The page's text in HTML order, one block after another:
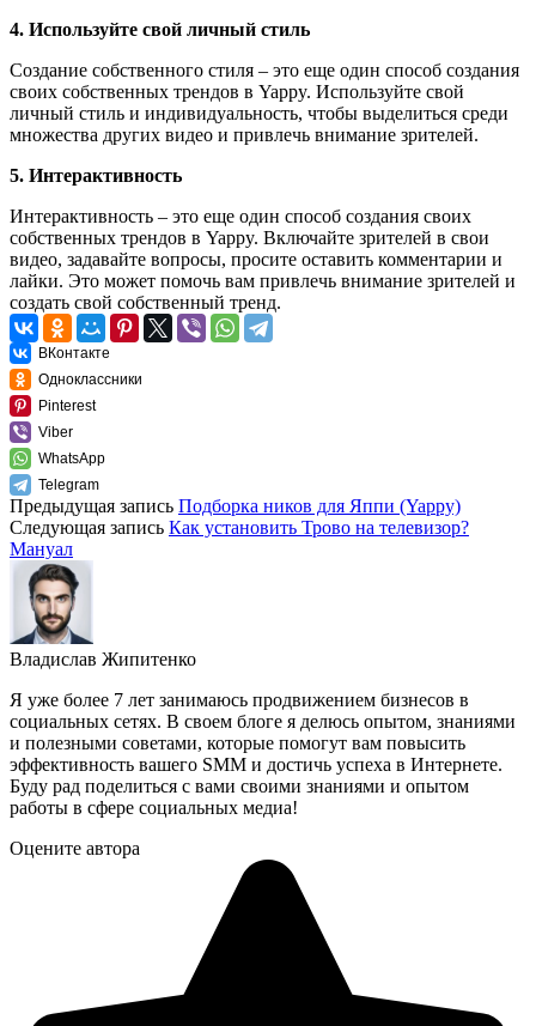
4. Используйте свой личный стиль
Создание собственного стиля – это еще один способ создания
своих собственных трендов в Yappy. Используйте свой
личный стиль и индивидуальность, чтобы выделиться среди
множества других видео и привлечь внимание зрителей.
5. Интерактивность
Интерактивность – это еще один способ создания своих
собственных трендов в Yappy. Включайте зрителей в свои
видео, задавайте вопросы, просите оставить комментарии и
лайки. Это может помочь вам привлечь внимание зрителей и
создать свой собственный тренд.
ВКонтакте
Одноклассники
Pinterest
Viber
WhatsApp
Telegram
Предыдущая запись Подборка ников для Яппи (Yappy)
Следующая запись Как установить Трово на телевизор?
Мануал
Владислав Жипитенко
Я уже более 7 лет занимаюсь продвижением бизнесов в
социальных сетях. В своем блоге я делюсь опытом, знаниями
и полезными советами, которые помогут вам повысить
эффективность вашего SMM и достичь успеха в Интернете.
Буду рад поделиться с вами своими знаниями и опытом
работы в сфере социальных медиа!
Оцените автора